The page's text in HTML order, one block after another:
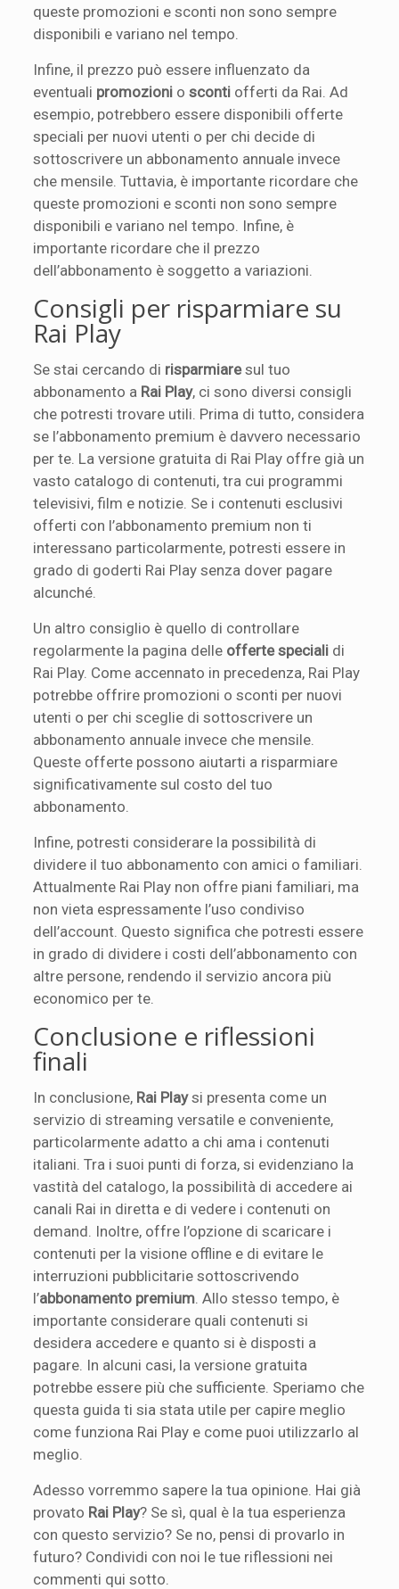
queste promozioni e sconti non sono sempre
disponibili e variano nel tempo.
Infine, il prezzo può essere influenzato da
eventuali promozioni osconti offerti da Rai. Ad
esempio, potrebbero essere disponibili offerte
speciali per nuovi utenti o per chi decide di
sottoscrivere un abbonamento annuale invece
che mensile. Tuttavia, è importante ricordare che
queste promozioni e sconti non sono sempre
disponibili e variano nel tempo. Infine, è
importante ricordare che il prezzo
dell’abbonamento è soggetto a variazioni.
Consigli per risparmiare su
Rai Play
Se stai cercando di risparmiaresul tuo
abbonamento a Rai Play, ci sono diversi consigli
che potresti trovare utili. Prima di tutto, considera
se l’abbonamento premium è davvero necessario
per te. La versione gratuita di Rai Play offre già un
vasto catalogo di contenuti, tra cui programmi
televisivi, film e notizie. Se i contenuti esclusivi
offerti con l’abbonamento premium non ti
interessano particolarmente, potresti essere in
grado di goderti Rai Play senza dover pagare
alcunché.
Un altro consiglio è quello di controllare
regolarmente la pagina delle offerte speciali di
Rai Play. Come accennato in precedenza, Rai Play
potrebbe offrire promozioni o sconti per nuovi
utenti o per chi sceglie di sottoscrivere un
abbonamento annuale invece che mensile.
Queste offerte possono aiutarti a risparmiare
significativamente sul costo del tuo
abbonamento.
Infine, potresti considerare la possibilità di
dividere il tuo abbonamento con amici o familiari.
Attualmente Rai Play non offre piani familiari, ma
non vieta espressamente l’uso condiviso
dell’account. Questo significa che potresti essere
in grado di dividere i costi dell’abbonamento con
altre persone, rendendo il servizio ancora più
economico per te.
Conclusione e riflessioni
finali
In conclusione, Rai Playsi presenta come un
servizio di streaming versatile e conveniente,
particolarmente adatto a chi ama i contenuti
italiani. Tra i suoi punti di forza, si evidenziano la
vastità del catalogo, la possibilità di accedere ai
canali Rai in diretta e di vedere i contenuti on
demand. Inoltre, offre l’opzione di scaricare i
contenuti per la visione offline e di evitare le
interruzioni pubblicitarie sottoscrivendo
l’abbonamento premium . Allo stesso tempo, è
importante considerare quali contenuti si
desidera accedere e quanto si è disposti a
pagare. In alcuni casi, la versione gratuita
potrebbe essere più che sufficiente. Speriamo che
questa guida ti sia stata utile per capire meglio
come funziona Rai Play e come puoi utilizzarlo al
meglio.
Adesso vorremmo sapere la tua opinione. Hai già
provato Rai Play? Se sì, qual è la tua esperienza
con questo servizio? Se no, pensi di provarlo in
futuro? Condividi con noi le tue riflessioni nei
commenti qui sotto.